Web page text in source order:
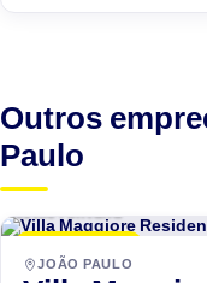
Outros
Paulo
JOÃO PAULO